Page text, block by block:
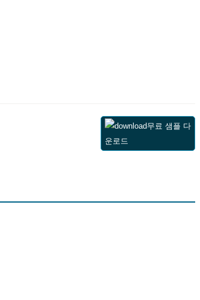
무료 샘플 다
운로드